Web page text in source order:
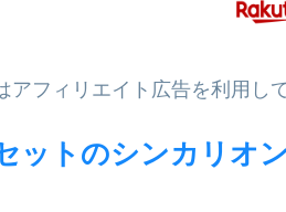
アフィリエイト広告を利用し
ットのシンカリオ